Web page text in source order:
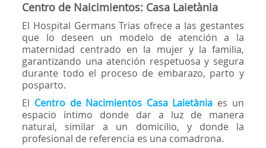
Centro de Naicimientos: Casa Laietània
El Hospital Germans Trias ofrece a las gestantes
que lo deseen un modelo de atención a la
maternidad centrado en la mujer y la familia,
garantizando una atención respetuosa y segura
durante todo el proceso de embarazo, parto y
posparto.
El Centro de Nacimientos Casa Laietània es un
espacio íntimo donde dar a luz de manera
natural, similar a un domicilio, y donde la
profesional de referencia es una comadrona.